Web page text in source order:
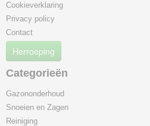
Cookieverklaring
Privacy policy
Contact
Herroeping
Categorieën
Gazononderhoud
Snoeien en Zagen
Reiniging